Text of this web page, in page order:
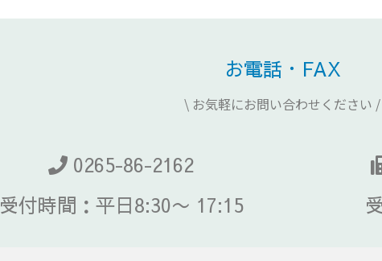
お電話・FAX
\ お気軽にお問い合わせください /
0265-86-2162
受付時間：平日8:30〜 17:15